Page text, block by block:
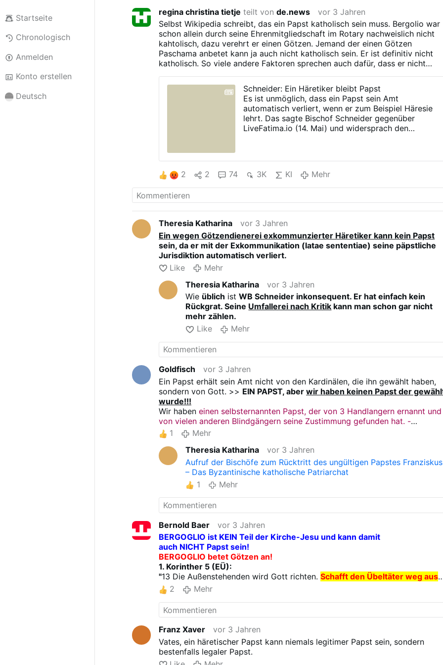
Startseite
Chronologisch
Anmelden
Konto erstellen
Deutsch
regina christina tietje teilt vonde.news
vor 3 Jahren
Selbst Wikipedia schreibt, das ein Papst katholisch sein muss. Bergolio war
schon allein durch seine Ehrenmitgliedschaft im Rotary nachweislich nicht
kahtolisch, dazu verehrt er einen Götzen. Jemand der einen Götzen
Paschama anbetet kann ja auch nicht katholisch sein. Er ist definitiv nicht
katholisch. So viele andere Faktoren sprechen auch dafür, dass er nicht
gibt es daran nicht zu verstehen? Herr Schneider beantworten sie erstmal
die Frage ob jemand der nicht katholisch ist Papst sein kann. Denn wenn
behaupten würden Bergolio sei katholisch, wenn er Paschama abebetet
haben sie ein Problem das zu rechtfertigen. Es könnte sein, dass sie das
lesen: Sie sind schlau genug und ich denke sie wissen, dass Bergolio nicht
katholisch ist und auch dass er kein Häretiker ist, denn auch ein Häretiker
sondern er vertritt einen völlig anderen …
Schneider: Ein Häretiker bleibt Papst
Es ist unmöglich, dass ein Papst sein Amt
automatisch verliert, wenn er zum Beispiel Häresie
lehrt. Das sagte Bischof Schneider gegenüber
LiveFatima.io (14. Mai) und widersprach den
bei den Protestanten, den Orthodoxen, oder in
politischen Parteien. Ein Papst erhält sein Amt nicht
endgültiges Urteil über das Oberhaupt der Kirche
fällen?"
#newsGhtbjiscra
2 2 74 3K KI Mehr
Theresia Katharina
vor 3 Jahren
Ein wegen Götzendienerei exkommunzierter Häretiker kann kein Papst
sein, da er mit der Exkommunikation (latae sententiae) seine päpstliche
Jurisdiktion automatisch verliert.
Like
Mehr
Theresia Katharina
vor 3 Jahren
Wie üblich istWB Schneider inkonsequent. Er hat einfach kein
Rückgrat. Seine Umfallerei nach Kritik kann man schon gar nicht
mehr zählen.
Like
Mehr
Goldfisch
vor 3 Jahren
Ein Papst erhält sein Amt nicht von den Kardinälen, die ihn gewählt haben,
sondern von Gott. >> EIN PAPST, aberwir haben keinen Papst der
wurde!!!
Wir habeneinen selbsternannten Papst, der von 3 Handlangern ernannt und
von vielen anderen Blindgängern seine Zustimmung gefunden hat. -
Wir sind ein Schiff mit einem Piraten an Bord
schickte, ihn bedrohte und Mundtot machte, bis er ihn letztendlich
ermorden ließ. Testament Omega Papst Benedikt XVI. | Das Martyrium von
Papst Benedikt XVI.
Der liebe WB Schneider, sollte jetzt nicht abweichen von Dingen, die er
Jahre unterstützt hat.
1
Mehr
Theresia Katharina
vor 3 Jahren
Aufruf der Bischöfe zum Rücktritt des ungültigen Papstes Franziskus
– Das Byzantinische katholische Patriarchat
1
Mehr
Bernold Baer
vor 3 Jahren
BERGOGLIO ist KEIN Teil der Kirche-Jesu und kann damit
auch NICHT Papst sein!
BERGOGLIO betet Götzen an!
1. Korinther 5 (EÜ):
"13 Die Außenstehenden wird Gott richten.Schafft den Übeltäter weg aus
eurer Mitte!"
BERGOGLIO predigt ein falsches Evangelium des Humanismus!
Galater 1 (EÜ):
" 9Was ich gesagt habe, das sage ich noch einmal: Wer euch ein anderes
Evangelium verkündet im Widerspruch zu dem, das ihr angenommen
- er sei verflucht.
Wenn die Bibel BERGOGLIO
1. als "verflucht"
2 Mehr
Franz Xaver
vor 3 Jahren
Vates, ein häretischer Papst kann niemals legitimer Papst sein, sondern
bestenfalls legaler Papst.